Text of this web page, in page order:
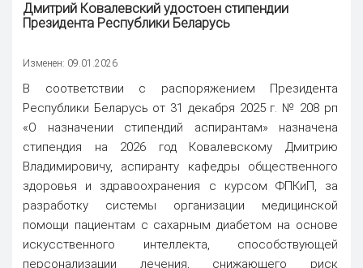
Дмитрий Ковалевский удостоен стипендии
Президента Республики Беларусь
Изменен: 09.01.2026
В соответствии с распоряжением Президента
Республики Беларусь от 31 декабря 2025 г. № 208 рп
«О назначении стипендий аспирантам» назначена
стипендия на 2026 год Ковалевскому Дмитрию
Владимировичу, аспиранту кафедры общественного
здоровья и здравоохранения с курсом ФПКиП, за
разработку системы организации медицинской
помощи пациентам с сахарным диабетом на основе
искусственного интеллекта, способствующей
персонализации лечения, снижающего риск